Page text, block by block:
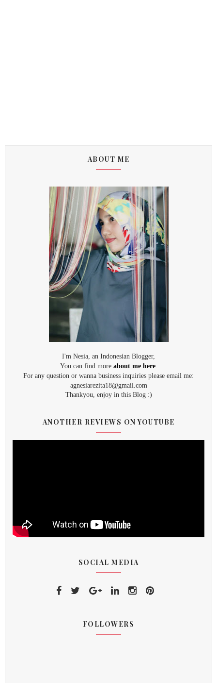
ABOUT ME
I'm Nesia, an Indonesian Blogger,
You can find more about me here.
For any question or wanna business inquiries please email me:
agnesiarezita18@gmail.com
Thankyou, enjoy in this Blog :)
ANOTHER REVIEWS ON YOUTUBE
SOCIAL MEDIA
FOLLOWERS